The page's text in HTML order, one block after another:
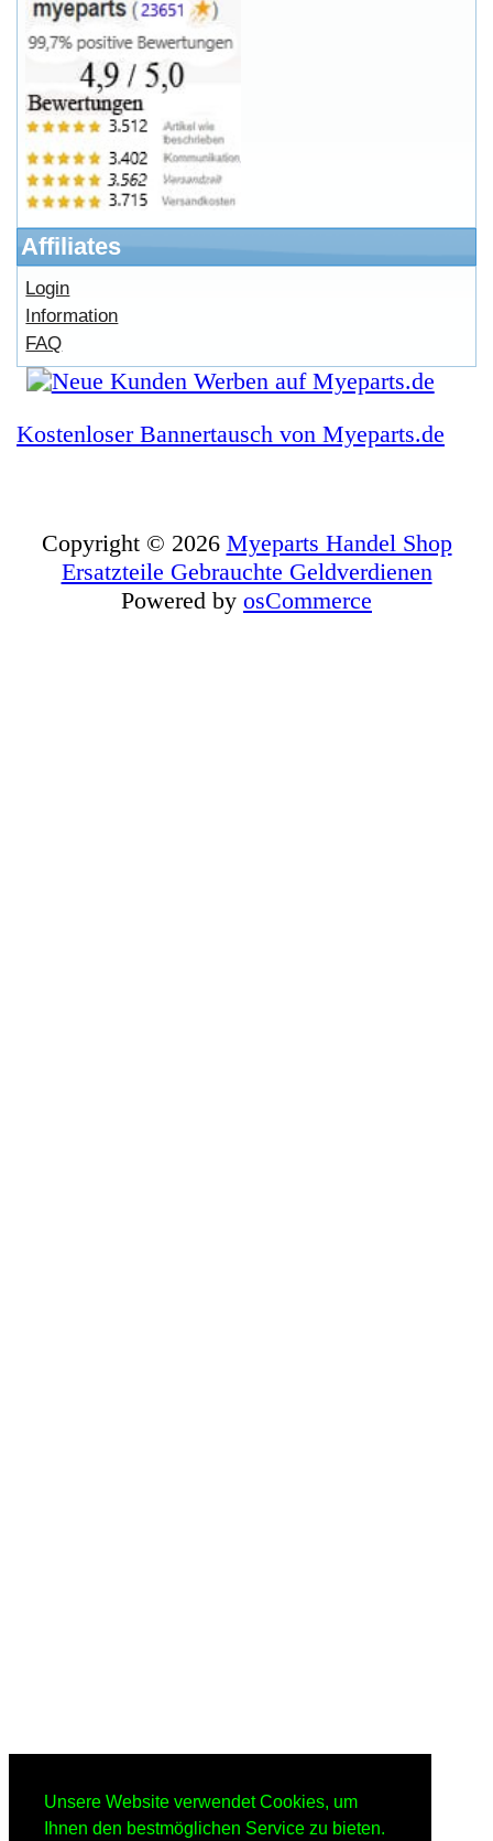
Unsere Website verwendet Cookies, um
Ihnen den bestmöglichen Service zu bieten.